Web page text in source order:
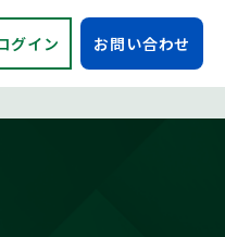
グイン お問い合わせ